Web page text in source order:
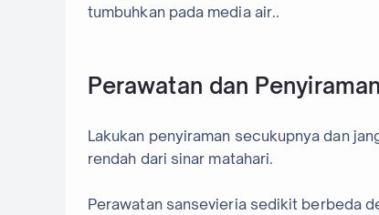
tumbuhkan pada media air..
Perawatan dan
Lakukan penyiraman secukupnya dan
rendah dari sinar matahari.
Perawatan sansevieria sedikit berbeda